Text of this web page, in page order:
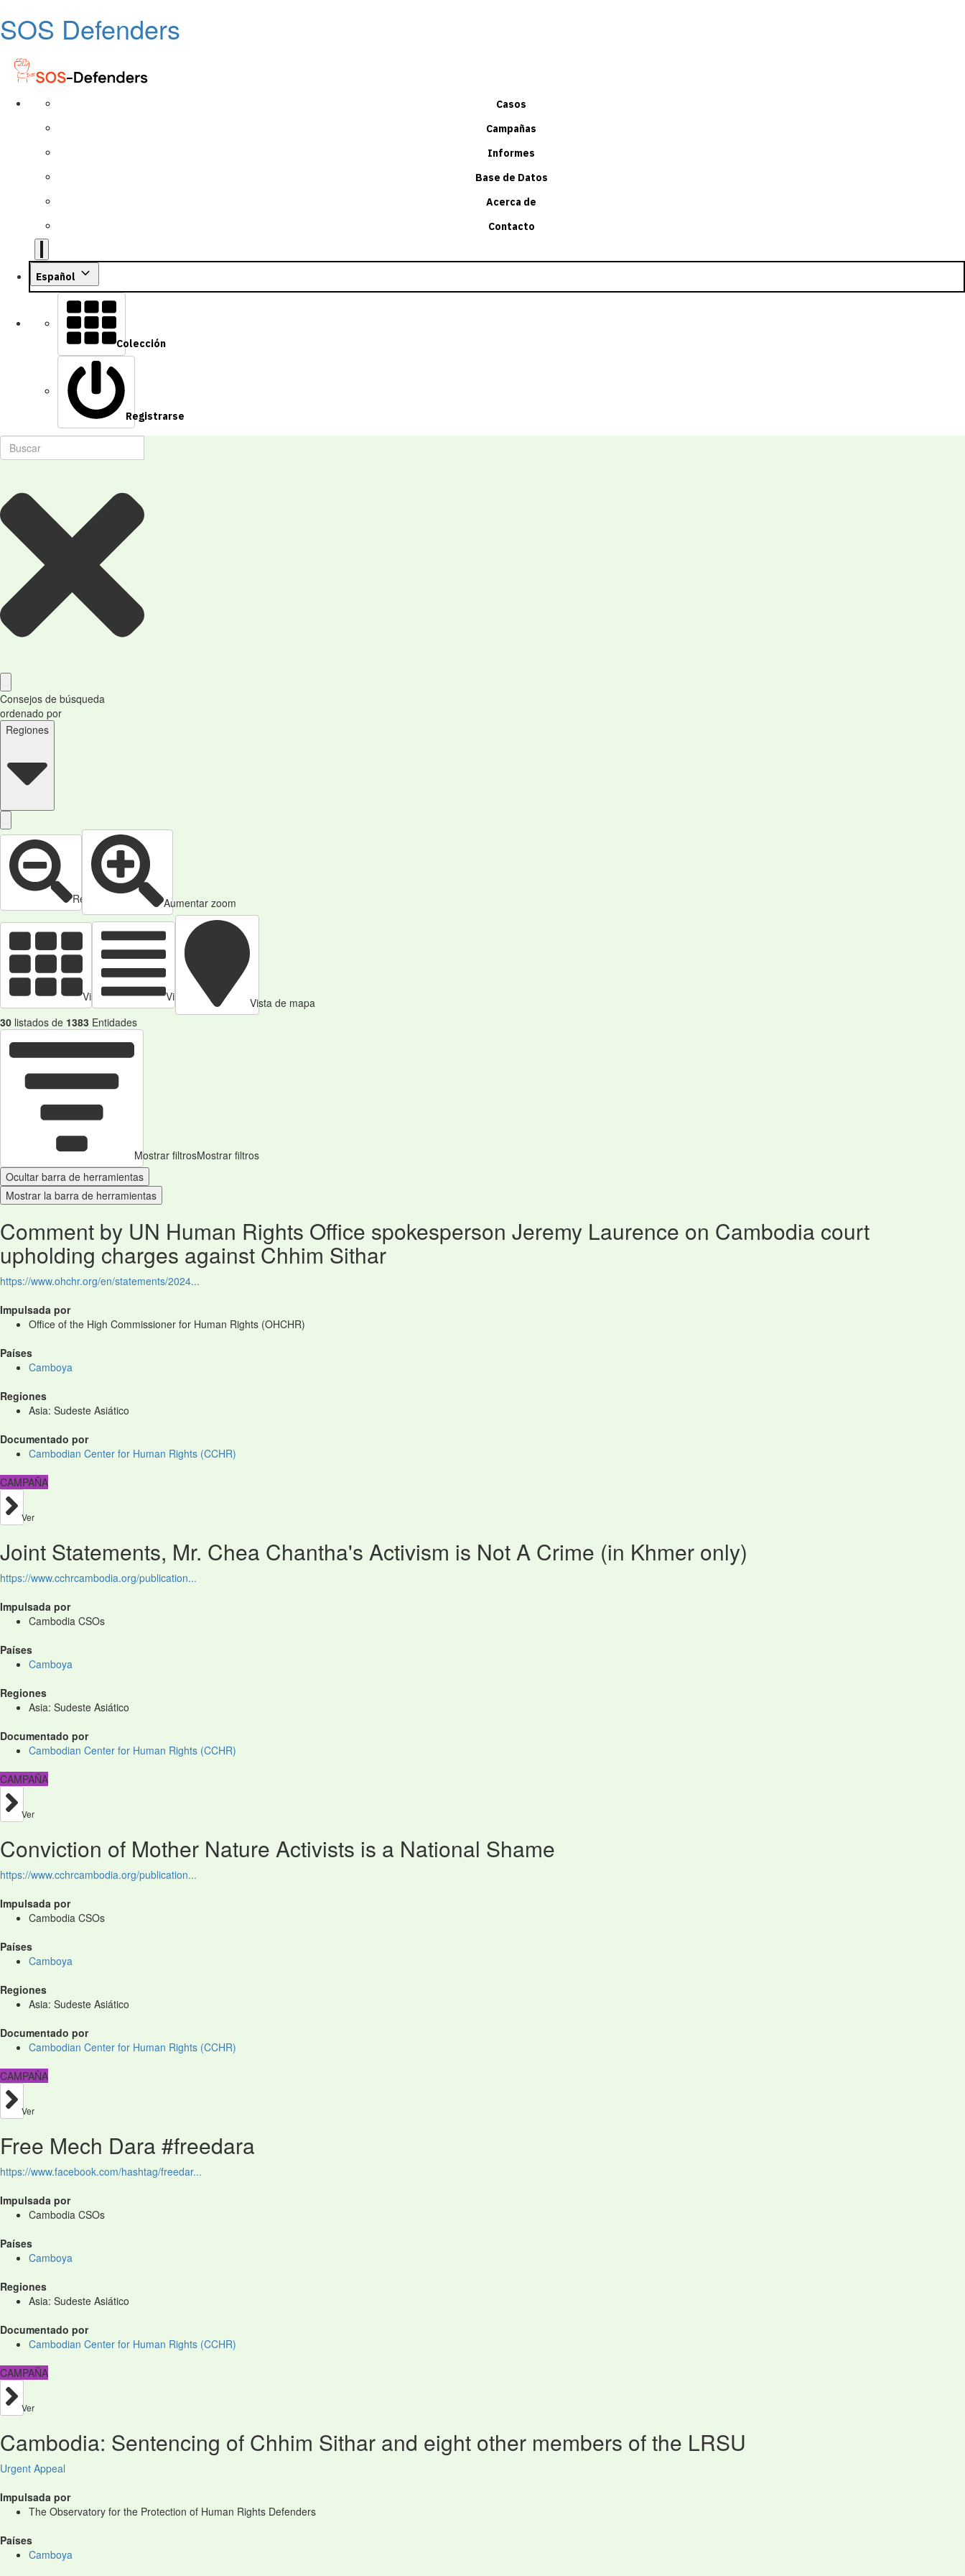
SOS Defenders
Casos
Campañas
Informes
Base de Datos
Acerca de
Contacto
Español
Colección
Registrarse
Consejos de búsqueda
ordenado por
Regiones
Reducir zoom Aumentar zoom
Vista de tarjetas Vista de Tabla
Vista de mapa
30 listados de 1383 Entidades
Mostrar filtrosMostrar filtros
Ocultar barra de herramientas
Mostrar la barra de herramientas
Comment by UN Human Rights Office spokesperson Jeremy Laurence on Cambodia court
upholding charges against Chhim Sithar
https://www.ohchr.org/en/statements/2024...
Impulsada por
Office of the High Commissioner for Human Rights (OHCHR)
Países
Camboya
Regiones
Asia: Sudeste Asiático
Documentado por
Cambodian Center for Human Rights (CCHR)
CAMPAÑA
Ver
Joint Statements, Mr. Chea Chantha's Activism is Not A Crime (in Khmer only)
https://www.cchrcambodia.org/publication...
Impulsada por
Cambodia CSOs
Países
Camboya
Regiones
Asia: Sudeste Asiático
Documentado por
Cambodian Center for Human Rights (CCHR)
CAMPAÑA
Ver
Conviction of Mother Nature Activists is a National Shame
https://www.cchrcambodia.org/publication...
Impulsada por
Cambodia CSOs
Países
Camboya
Regiones
Asia: Sudeste Asiático
Documentado por
Cambodian Center for Human Rights (CCHR)
CAMPAÑA
Ver
Free Mech Dara #freedara
https://www.facebook.com/hashtag/freedar...
Impulsada por
Cambodia CSOs
Países
Camboya
Regiones
Asia: Sudeste Asiático
Documentado por
Cambodian Center for Human Rights (CCHR)
CAMPAÑA
Ver
Cambodia: Sentencing of Chhim Sithar and eight other members of the LRSU
Urgent Appeal
Impulsada por
The Observatory for the Protection of Human Rights Defenders
Países
Camboya